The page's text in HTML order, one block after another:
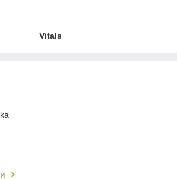
Vitals